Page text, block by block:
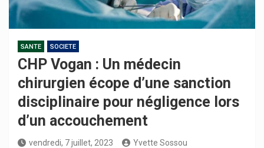
SANTE SOCIETE
CHP Vogan : Un médecin
chirurgien écope d’une sanction
disciplinaire pour négligence lors
d’un accouchement
vendredi, 7 juillet, 2023
Yvette Sossou